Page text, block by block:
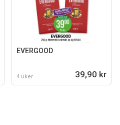
EVERGOOD
4 uker 39,90 kr